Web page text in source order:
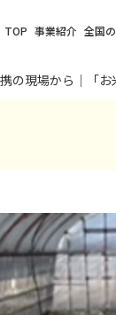
の現場から｜「お
TOP 事業紹介 全国
東北
四国